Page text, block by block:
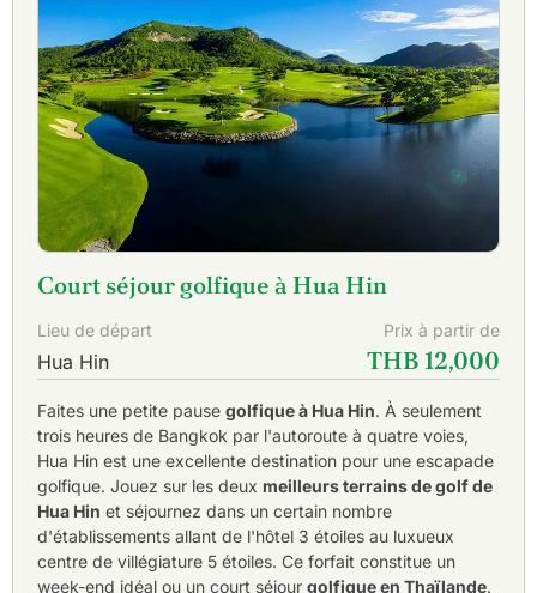
plus proche de la ville. Le
Majestic Creek Country Clubet
le Milford Golf Club se trouvent également plus au sud,
entre des terres agricoles fertiles plantées de mangues, de
cannes à sucre et d'aloès. LeKaeng Krachan Country
Club, peu connu, est un peu plus éloigné que les autres
terrains de golf de Hua Hin, mais il vaut la peine de
conduire dans les montagnes pour découvrir certains des
paysages et de la faune les plus spectaculaires de
Thaïlande.
À environ une heure au nord de l'ouest de la Thaïlande, on
trouve un certain nombre de terrains de golf construits le
collines et de montagnes. Les provinces de la rivière Kwai
(Kanchanaburi) et de Ratchaburi abritent des parcours
impeccables et très appréciés qui ne sont généralement
connus que de la population locale. Ils sont tous
accessibles depuis Hua Hin. Golfasian peut prendre des
dispositions pour que vous puissiez jouer sur tous les
terrains de golf de la région de Hua Hin, ainsi que sur ces
terrains de golf moins connus.
Que vous voyagiez seul, en couple ou en famille, chacun
trouvera son bonheur en s'évadant pour des vacances de
Court séjour golfique à Hua Hin
Lieu de départ Prix à partir de
Hua Hin THB 12,000
Faites une petite pause golfique à Hua Hin. À seulement
trois heures de Bangkok par l'autoroute à quatre voies,
Hua Hin est une excellente destination pour une escapade
golfique. Jouez sur les deux meilleurs terrains de golf de
Hua Hin et séjournez dans un certain nombre
d'établissements allant de l'hôtel 3 étoiles au luxueux
centre de villégiature 5 étoiles. Ce forfait constitue un
week-end idéal ou un court séjour golfique en Thaïlande.